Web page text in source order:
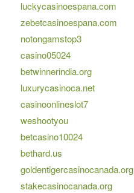
luckycasinoespana.com
zebetcasinoespana.com
notongamstop3
casino05024
betwinnerindia.org
luxurycasinoca.net
casinoonlineslot7
weshootyou
betcasino10024
bethard.us
goldentigercasinocanada.org
stakecasinocanada.org